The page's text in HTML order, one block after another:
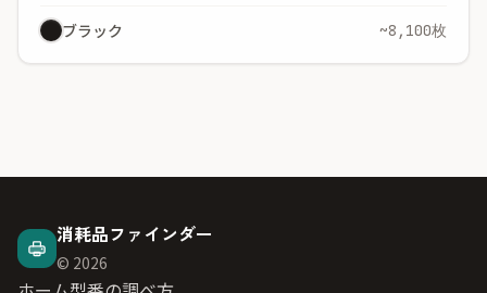
ブラック ~8,100枚
消耗品ファインダー
© 2026